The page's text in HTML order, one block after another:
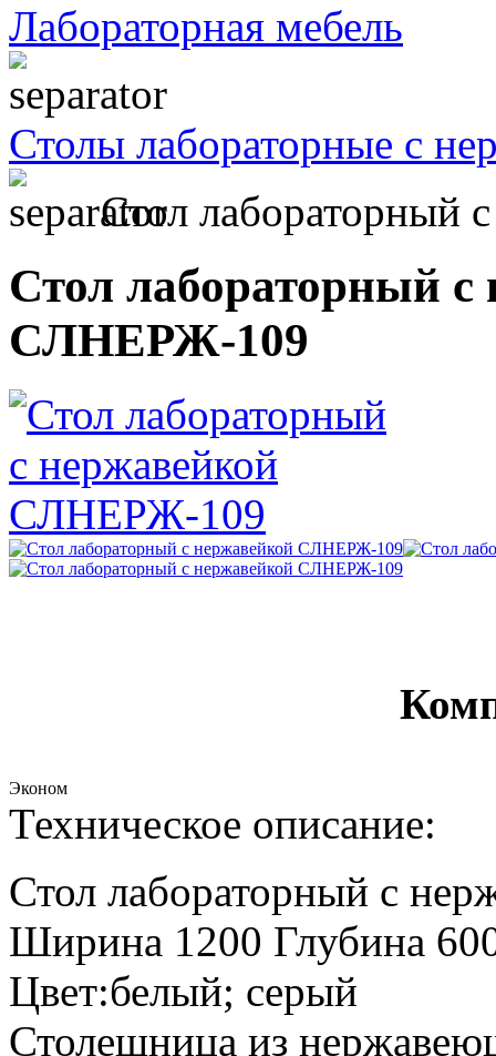
Лабораторная мебель
Столы лабораторные с
Стол лабораторный
Стол лабораторный с
СЛНЕРЖ-109
Эконом
Техническое описание:
Стол лабораторный с
Ширина 1200 Глубина
Цвет:белый; серый
Столешница из